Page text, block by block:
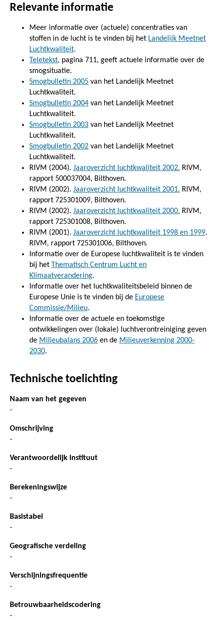
Relevante informatie
Meer informatie over (actuele) concentraties van
stoffen in de lucht is te vinden bij het Landelijk Meetnet
Luchtkwaliteit.
Teletekst, pagina 711, geeft actuele informatie over de
smogsituatie.
Smogbulletin 2005 van het Landelijk Meetnet
Luchtkwaliteit.
Smogbulletin 2004 van het Landelijk Meetnet
Luchtkwaliteit.
Smogbulletin 2003 van het Landelijk Meetnet
Luchtkwaliteit.
Smogbulletin 2002 van het Landelijk Meetnet
Luchtkwaliteit.
RIVM (2004). Jaaroverzicht luchtkwaliteit 2002. RIVM,
rapport 500037004, Bilthoven.
RIVM (2002). Jaaroverzicht luchtkwaliteit 2001. RIVM,
rapport 725301009, Bilthoven.
RIVM (2002). Jaaroverzicht luchtkwaliteit 2000. RIVM,
rapport 725301008, Bilthoven.
RIVM (2001). Jaaroverzicht luchtkwaliteit 1998 en 1999.
RIVM, rapport 725301006, Bilthoven.
Informatie over de Europese luchtkwaliteit is te vinden
bij het Thematisch Centrum Lucht en
Klimaatverandering.
Informatie over het luchtkwaliteitsbeleid binnen de
Europese Unie is te vinden bij de Europese
Commissie/Milieu.
Informatie over de actuele en toekomstige
ontwikkelingen over (lokale) luchtverontreiniging geven
de Milieubalans 2006 en de Milieuverkenning 2000-
2030.
Technische toelichting
Naam van het gegeven
-
Omschrijving
-
Verantwoordelijk instituut
-
Berekeningswijze
-
Basistabel
-
Geografische verdeling
-
Verschijningsfrequentie
-
Betrouwbaarheidscodering
-